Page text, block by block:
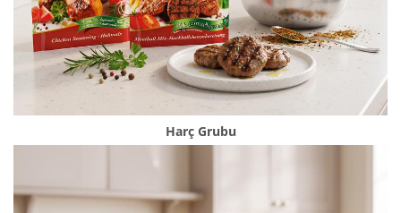
Harç Grubu